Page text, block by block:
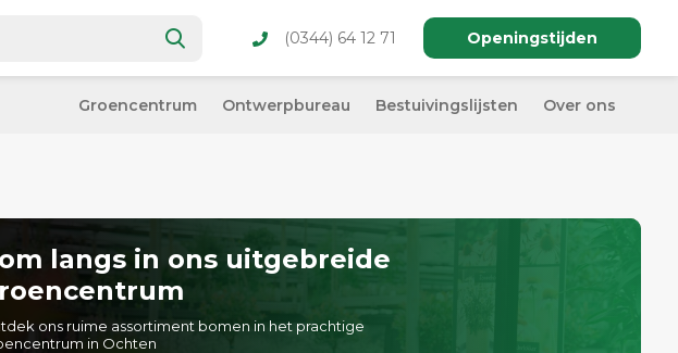
(0344) 64 12 71 Openingstijden
Groencentrum Ontwerpbureau Bestuivingslijsten Over ons
langs in ons uitgebreide
ons ruime assortiment bomen in het prachtige
in Ochten